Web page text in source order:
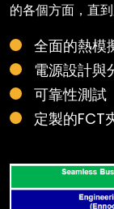
的各個方面，直
全面的熱模
電源設計與
可靠性測試
定製的FCT